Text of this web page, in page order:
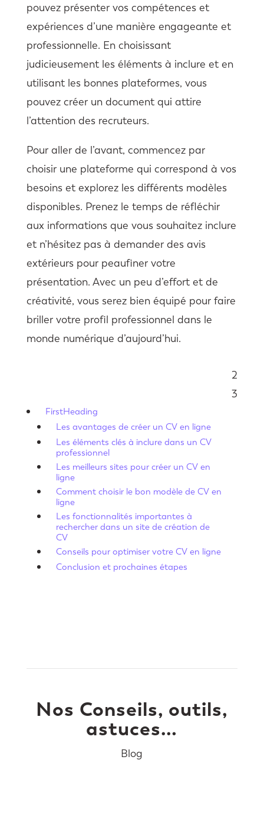
pouvez présenter vos compétences et
expériences d’une manière engageante et
professionnelle. En choisissant
judicieusement les éléments à inclure et en
utilisant les bonnes plateformes, vous
pouvez créer un document qui attire
l’attention des recruteurs.
Pour aller de l’avant, commencez par
choisir une plateforme qui correspond à vos
besoins et explorez les différents modèles
disponibles. Prenez le temps de réfléchir
aux informations que vous souhaitez inclure
et n’hésitez pas à demander des avis
extérieurs pour peaufiner votre
présentation. Avec un peu d’effort et de
créativité, vous serez bien équipé pour faire
briller votre profil professionnel dans le
monde numérique d’aujourd’hui.
2
3
FirstHeading
Les avantages de créer un CV en ligne
Les éléments clés à inclure dans un CV
professionnel
Les meilleurs sites pour créer un CV en
ligne
Comment choisir le bon modèle de CV en
ligne
Les fonctionnalités importantes à
rechercher dans un site de création de
CV
Conseils pour optimiser votre CV en ligne
Conclusion et prochaines étapes
Nos Conseils, outils,
astuces…
Blog